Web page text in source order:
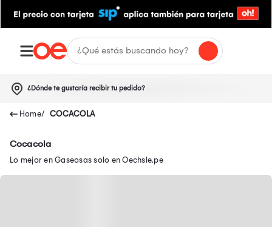
¿Dónde te gustaría recibir tu pedido?
COCACOLA
Cocacola
Lo mejor en Gaseosas solo en Oechsle.pe